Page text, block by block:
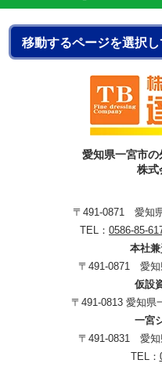
愛知県一宮市
株式
〒491-0871 愛知
TEL： 0586-85-
本社
〒491-0871 愛知
仮設
〒491-0813 愛知県
一宮
〒491-0831 愛知
TEL：